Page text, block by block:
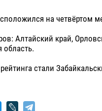
на четвёртом
Алтайский край,
область.
стали